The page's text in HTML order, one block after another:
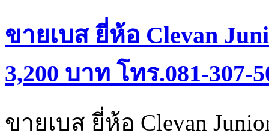
ขายเบส ยี่ห้อ Clevan
3,200 บาท โทร.081-307-
ขายเบส ยี่ห้อ Clevan